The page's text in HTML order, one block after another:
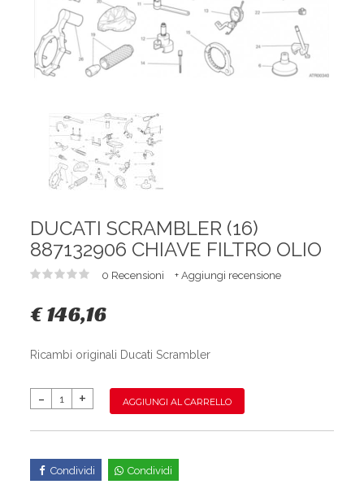
DUCATI SCRAMBLER (16)
887132906 CHIAVE FILTRO OLIO
0 Recensioni + Aggiungi recensione
€ 146,16
Ricambi originali Ducati Scrambler
AGGIUNGI AL CARRELLO
Condividi Condividi